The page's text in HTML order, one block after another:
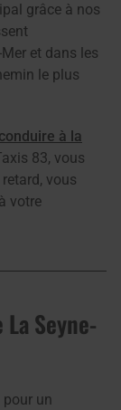
grâce à nos
et dans les
le plus
à la
83, vous
vous
votre
Seyne-
pour un